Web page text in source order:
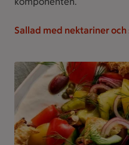
Sallad med nektariner